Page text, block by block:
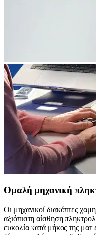
Ομαλή μηχανική
Οι μηχανικοί διακόπτες
αξιόπιστη αίσθηση
ευκολία κατά μήκος της